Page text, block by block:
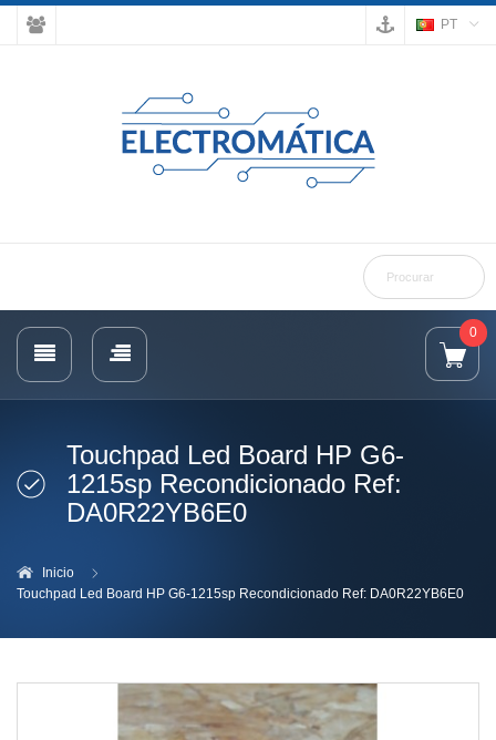
PT
0
Touchpad Led Board HP G6-
1215sp Recondicionado Ref:
DA0R22YB6E0
Inicio
Touchpad Led Board HP G6-1215sp Recondicionado Ref: DA0R22YB6E0